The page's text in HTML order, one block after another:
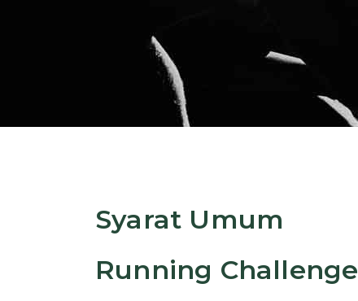
Syarat Umum
Running Challenge